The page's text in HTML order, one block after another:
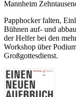
Mannheim
Papphocker falten,
Bühnen auf- und
der Helfer bei den
Workshop über
Großgottesdienst.